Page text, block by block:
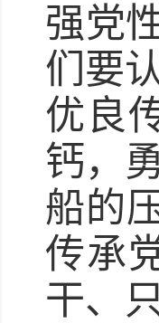
强党
们要
优良
钙，
船的
传承
干、